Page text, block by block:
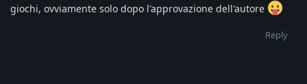
giochi, ovviamente solo dopo l'approvazione dell'autore
Reply